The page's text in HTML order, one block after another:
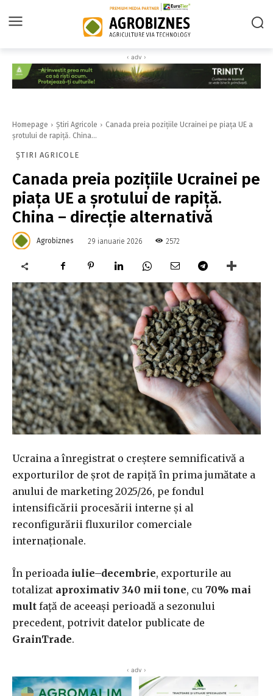
‹ adv ›
Homepage Știri Agricole
Canada preia pozițiile Ucrainei pe piața UE a
șrotului de rapiță. China...
ȘTIRI AGRICOLE
Canada preia pozițiile Ucrainei pe
piața UE a șrotului de rapiță.
China – direcție alternativă
Agrobiznes 29 ianuarie 2026 2572
Ucraina a înregistrat o creștere semnificativă a
exporturilor de șrot de rapiță în prima jumătate a
anului de marketing 2025/26, pe fondul
intensificării procesării interne și al
reconfigurării fluxurilor comerciale
internaționale.
În perioada iulie–decembrie, exporturile au
totalizat aproximativ 340 mii tone, cu 70% mai
mult față de aceeași perioadă a sezonului
precedent, potrivit datelor publicate de
GrainTrade.
‹ adv ›